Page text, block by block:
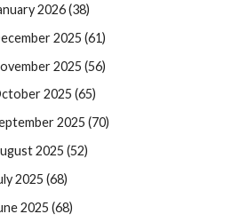
2026 (38)
2025 (61)
2025 (56)
2025 (65)
2025 (70)
2025 (52)
2025 (68)
2025 (68)